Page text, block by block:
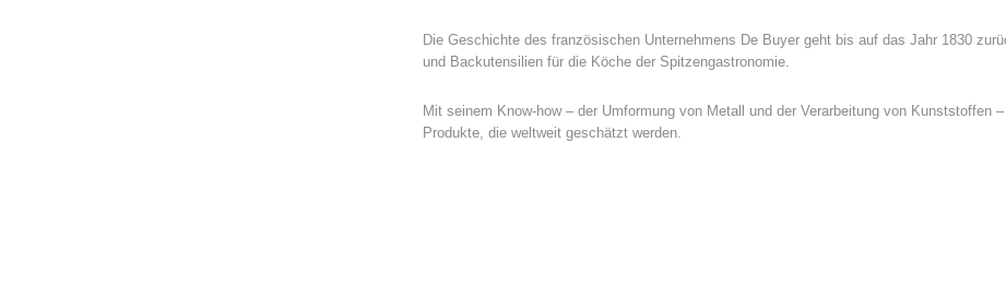
Die Geschichte des französischen Unternehmens De Buyer geht bis auf das Jahr 1830
und Backutensilien für die Köche der Spitzengastronomie.
Mit seinem Know-how – der Umformung von Metall und der Verarbeitung von Kunststoffen
Produkte, die weltweit geschätzt werden.